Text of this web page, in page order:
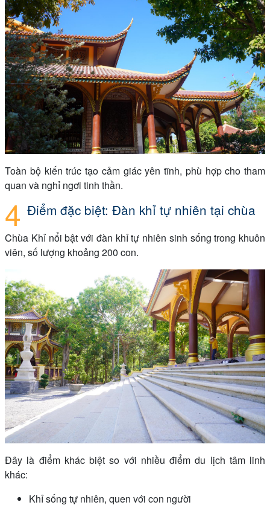
Toàn bộ kiến trúc tạo cảm giác yên tĩnh, phù hợp cho tham
quan và nghỉ ngơi tinh thần.
Điểm đặc biệt: Đàn khỉ tự nhiên tại chùa
Chùa Khỉ nổi bật với đàn khỉ tự nhiên sinh sống trong khuôn
viên, số lượng khoảng 200 con.
Đây là điểm khác biệt so với nhiều điểm du lịch tâm linh
khác:
Khỉ sống tự nhiên, quen với con người